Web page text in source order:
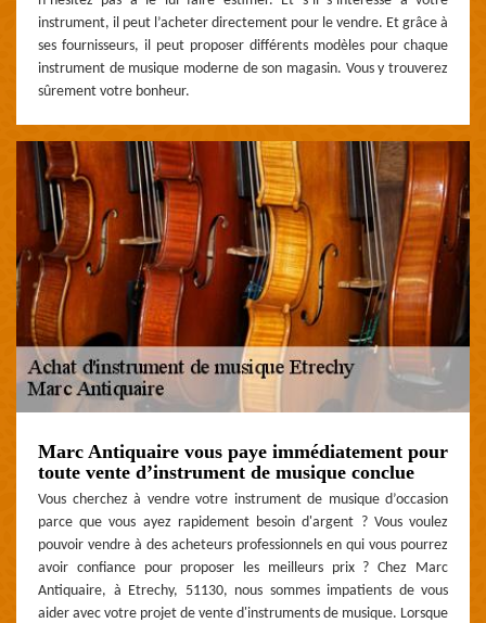
instrument, il peut l’acheter directement pour le vendre. Et grâce à
ses fournisseurs, il peut proposer différents modèles pour chaque
instrument de musique moderne de son magasin. Vous y trouverez
sûrement votre bonheur.
Marc Antiquaire vous paye immédiatement pour
toute vente d’instrument de musique conclue
Vous cherchez à vendre votre instrument de musique d’occasion
parce que vous ayez rapidement besoin d'argent ? Vous voulez
pouvoir vendre à des acheteurs professionnels en qui vous pourrez
avoir confiance pour proposer les meilleurs prix ? Chez Marc
Antiquaire, à Etrechy, 51130, nous sommes impatients de vous
aider avec votre projet de vente d'instruments de musique. Lorsque